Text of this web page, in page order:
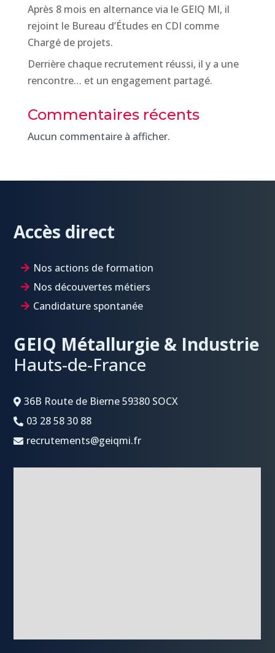
Après 8 mois en alternance via le GEIQ MI, il
rejoint le Bureau d’Études en CDI comme
Chargé de projets.
Derrière chaque recrutement réussi, il y a une
rencontre… et un engagement partagé.
Commentaires récents
Aucun commentaire à afficher.
Accès direct
Nos actions de formation
Nos découvertes métiers
Candidature spontanée
GEIQ Métallurgie & Industrie
Hauts-de-France
 36B Route de Bierne 59380 SOCX
 03 28 58 30 88
 recrutements@geiqmi.fr